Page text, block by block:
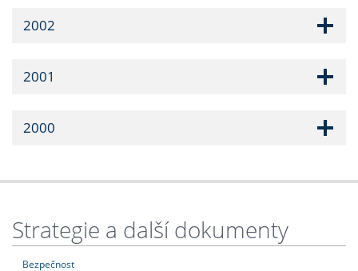
2002
2001
2000
Strategie a další dokumenty
Bezpečnost